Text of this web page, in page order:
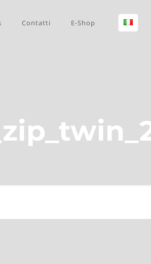
Contatti E-Shop